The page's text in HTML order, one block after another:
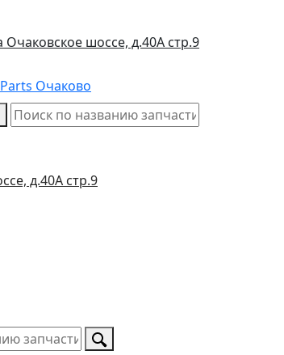
Очаковское шоссе, д.40А стр.9
Очаково
д.40А стр.9